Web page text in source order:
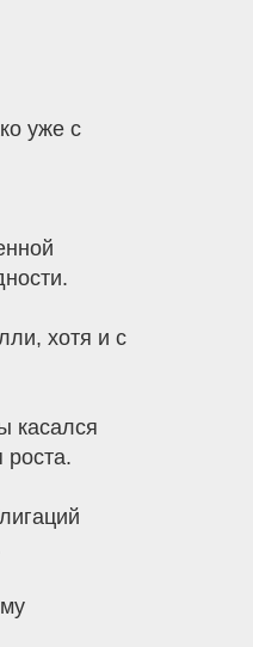
уже с
хотя и с
касался
роста.